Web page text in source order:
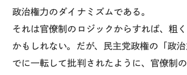
政治権力のダイナミズムである。
それは官僚制のロジックからすれば、粗
かもしれない。だが、民主党政権の「政
でに一転して批判されたように、官僚制